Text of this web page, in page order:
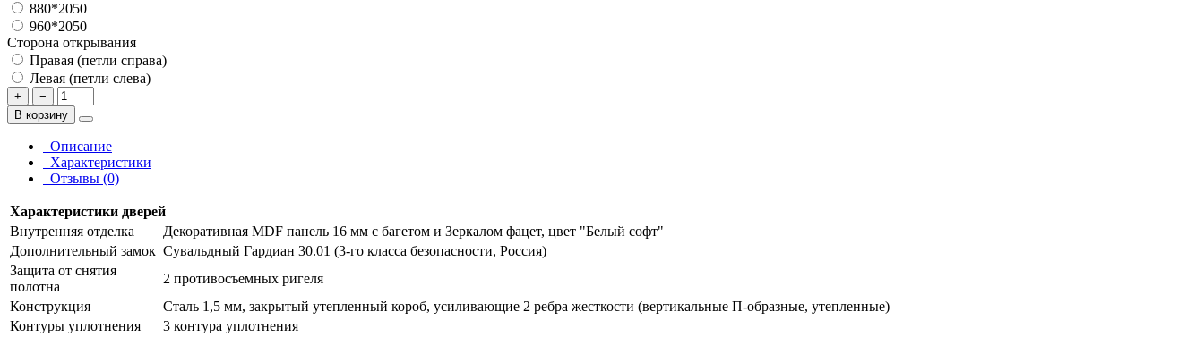
880*2050
960*2050
Сторона открывания
Правая (петли справа)
Левая (петли слева)
+
−
В корзину
Описание
Характеристики
Отзывы (0)
Характеристики дверей
Внутренняя отделка
Декоративная MDF панель 16 мм с багетом и Зеркалом фацет, цвет "Белый софт"
Дополнительный замок Сувальдный Гардиан 30.01 (3-го класса безопасности, Россия)
Защита от снятия
полотна
2 противосъемных ригеля
Конструкция
Сталь 1,5 мм, закрытый утепленный короб, усиливающие 2 ребра жесткости (вертикальные П-образные, утепленные)
Контуры уплотнения
3 контура уплотнения